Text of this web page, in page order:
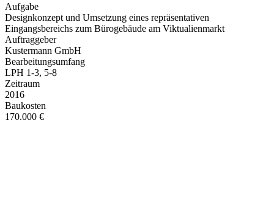
Aufgabe
Designkonzept und Umsetzung eines repräsentativen
Eingangsbereichs zum Bürogebäude am Viktualienmarkt
Auftraggeber
Kustermann GmbH
Bearbeitungsumfang
LPH 1-3, 5-8
Zeitraum
2016
Baukosten
170.000 €